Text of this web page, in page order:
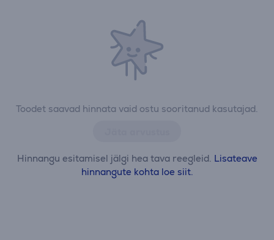
Toodet saavad hinnata vaid ostu sooritanud kasutajad.
Hinnangu esitamisel jälgi hea tava reegleid. Lisateave
hinnangute kohta loe siit.